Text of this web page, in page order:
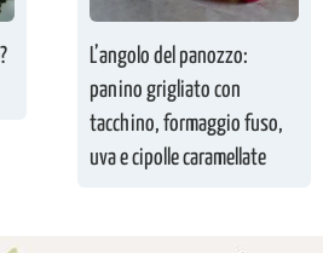
L’angolo del panozzo:
panino grigliato con
tacchino, formaggio fuso,
uva e cipolle caramellate